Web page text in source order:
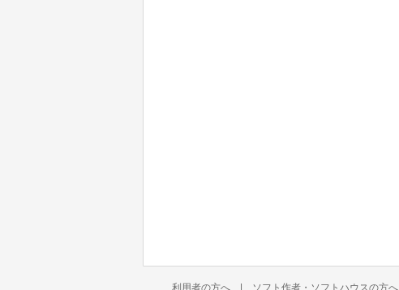
利用者の方へ | ソフト作者・ソフトハウスの方へ